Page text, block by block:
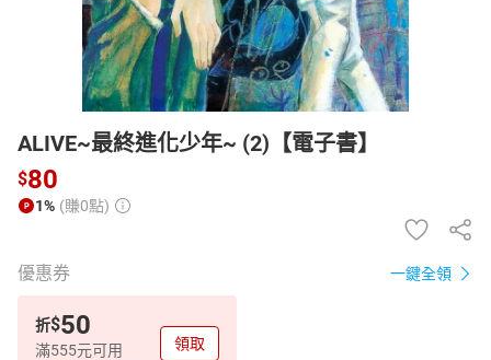
ALIVE~最終進化少年~ (2)【電子書】
$80
1% (賺0點)
優惠券 一鍵全領
折$50
滿555元可用 領取